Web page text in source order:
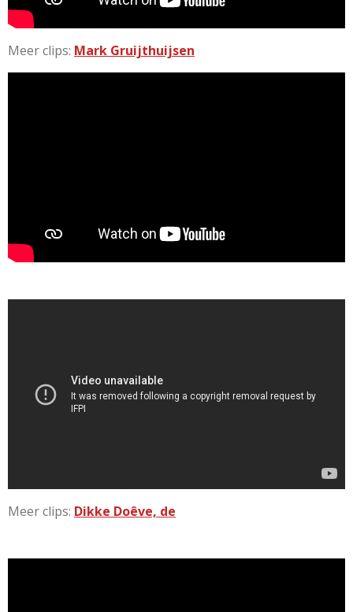
Meer clips: Mark Gruijthuijsen
Meer clips: Dikke Doêve, de